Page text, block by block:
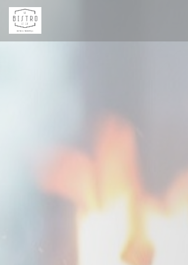
Personnalisation de vos choix en matière de cookies